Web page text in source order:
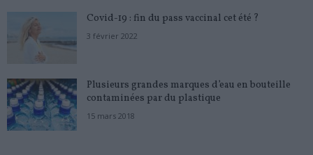
Covid-19 : fin du pass vaccinal cet été ?
3 février 2022
Plusieurs grandes marques d’eau en bouteille
contaminées par du plastique
15 mars 2018